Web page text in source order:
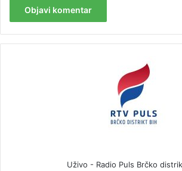
Uživo - Radio Puls Brčko